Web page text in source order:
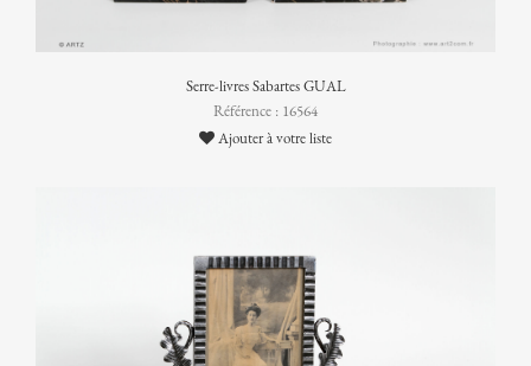
Serre-livres Sabartes GUAL
Référence : 16564
Ajouter à votre liste